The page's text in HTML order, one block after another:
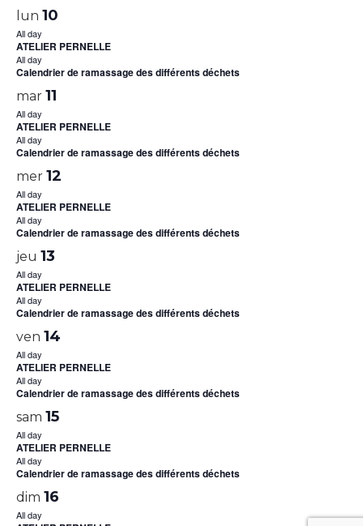
lun 10
All day
ATELIER PERNELLE
All day
Calendrier de ramassage des différents déchets
mar 11
All day
ATELIER PERNELLE
All day
Calendrier de ramassage des différents déchets
mer 12
All day
ATELIER PERNELLE
All day
Calendrier de ramassage des différents déchets
jeu 13
All day
ATELIER PERNELLE
All day
Calendrier de ramassage des différents déchets
ven 14
All day
ATELIER PERNELLE
All day
Calendrier de ramassage des différents déchets
sam 15
All day
ATELIER PERNELLE
All day
Calendrier de ramassage des différents déchets
dim 16
All day